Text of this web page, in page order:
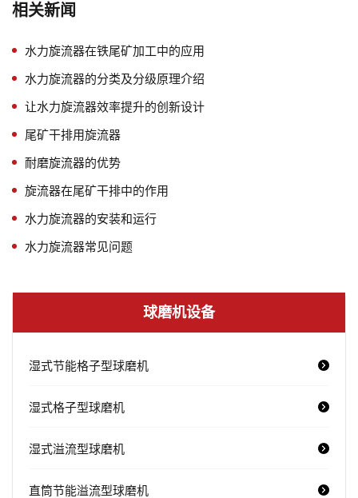
相关新闻
水力旋流器在铁尾矿加工中的应用
水力旋流器的分类及分级原理介绍
让水力旋流器效率提升的创新设计
尾矿干排用旋流器
耐磨旋流器的优势
旋流器在尾矿干排中的作用
水力旋流器的安装和运行
水力旋流器常见问题
球磨机设备
湿式节能格子型球磨机
湿式格子型球磨机
湿式溢流型球磨机
直筒节能溢流型球磨机